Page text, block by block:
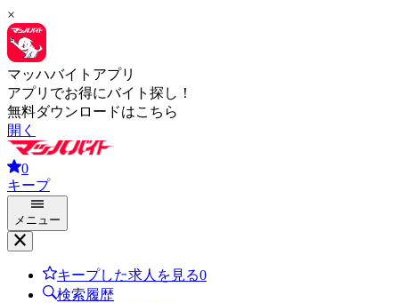
×
マッハバイトアプリ
アプリでお得にバイト探し！
無料ダウンロードはこちら
開く
0
キープ
メニュー
キープした求人を見る0
検索履歴